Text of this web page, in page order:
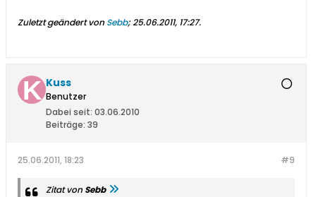
Zuletzt geändert von Sebb;25.06.2011, 17:27.
Kuss
Benutzer
Dabei seit: 03.06.2010
Beiträge: 39
#9
25.06.2011, 18:23
Zitat von Sebb